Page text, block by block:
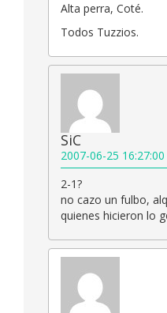
Alta perra, Coté.
Todos Tuzzios.
SiC
2007-06-25 16:27:00
2-1?
no cazo un fulbo,
quienes hicieron lo